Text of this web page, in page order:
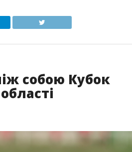
собою Кубок